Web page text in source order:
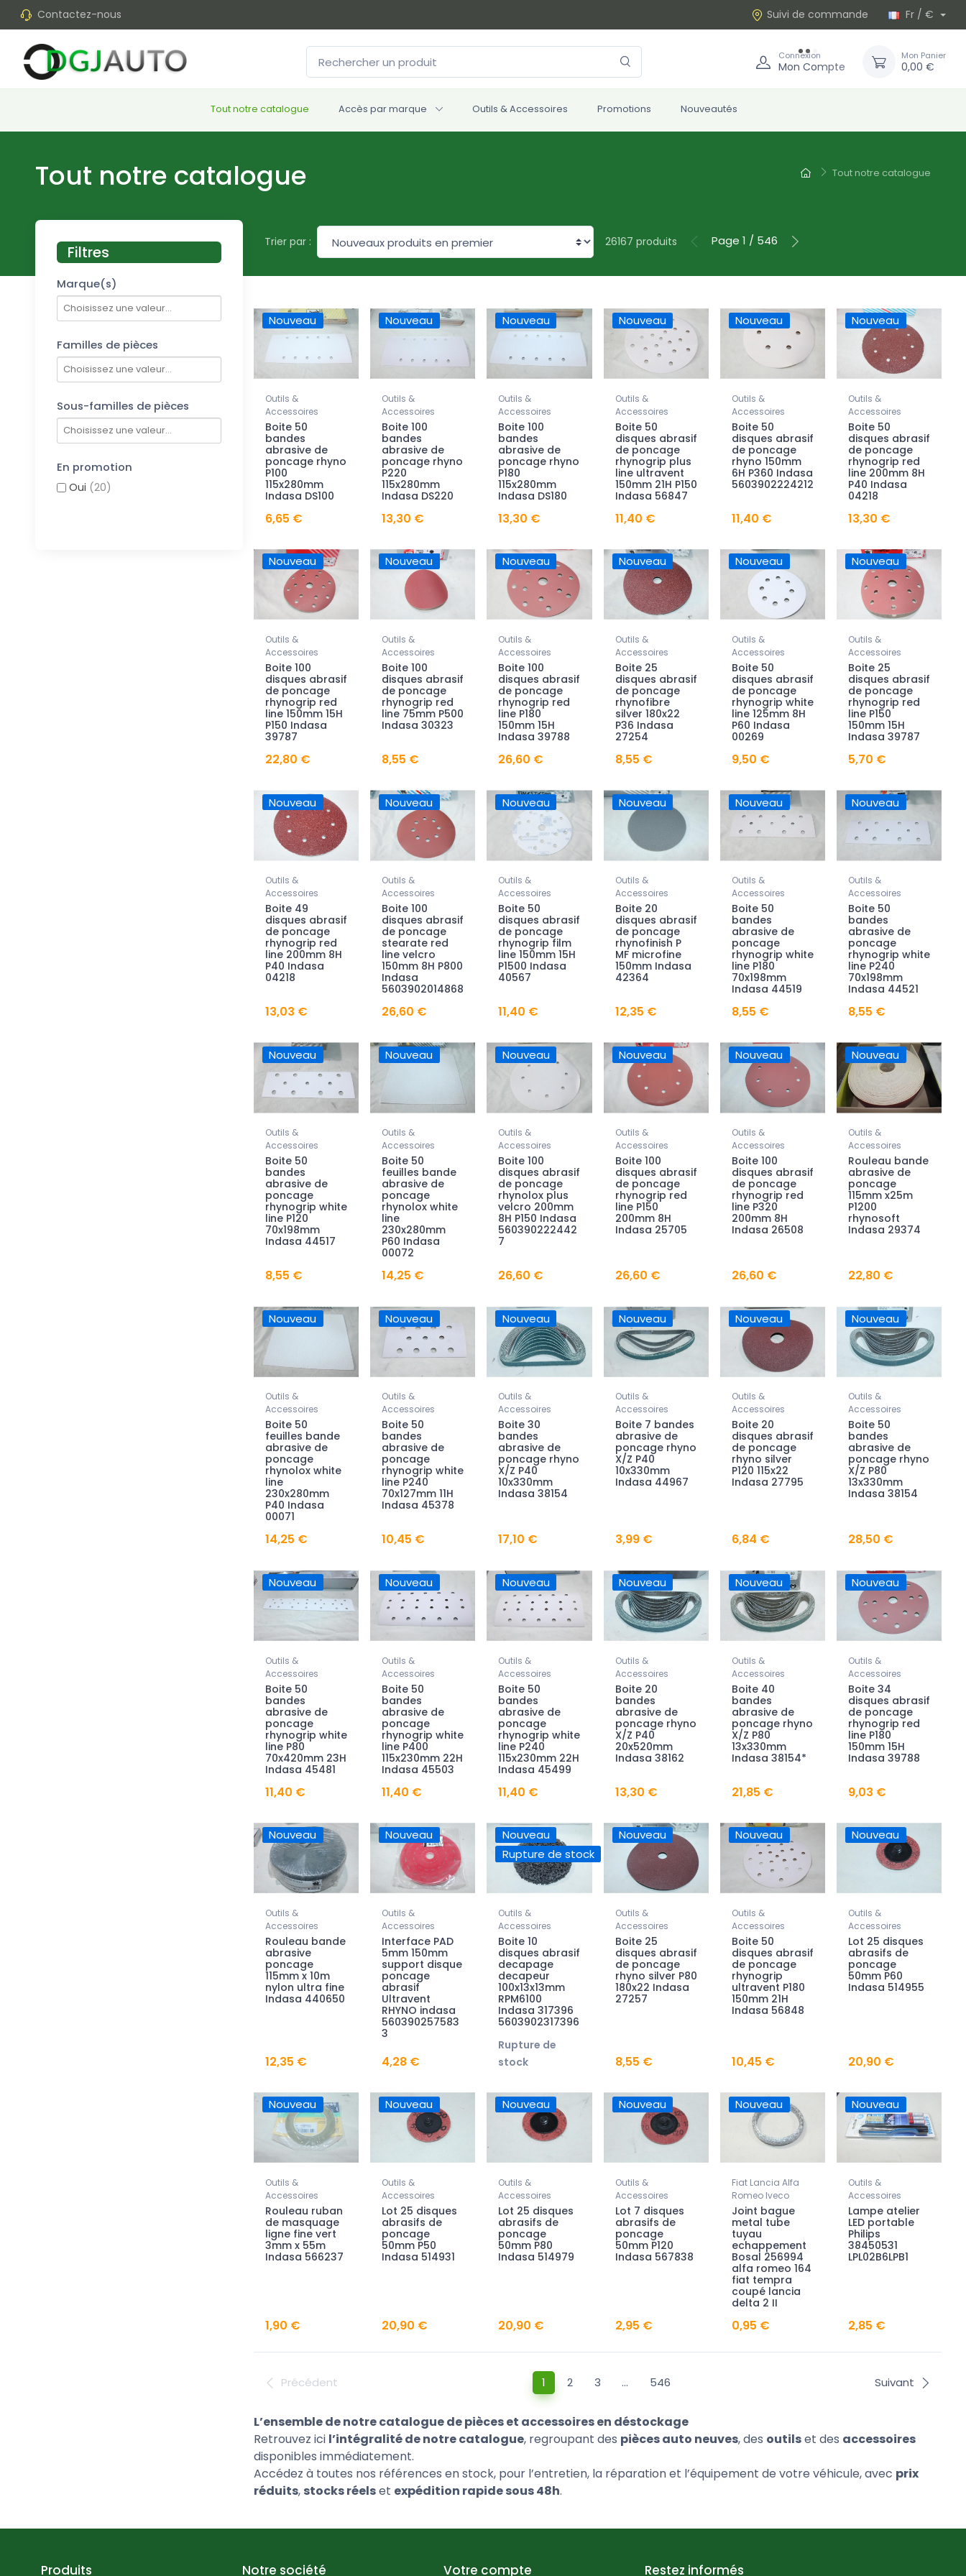
Contactez-nous Suivi de commande Fr / €
Connexion
Mon Compte
Mon Panier
0,00 €
Tout notre catalogue Accès par marque Outils & Accessoires Promotions Nouveautés
Tout notre catalogue
Tout notre catalogue
Filtres
Marque(s)
Familles de pièces
Sous-familles de pièces
En promotion
Oui (20)
Trier par : 26167 produits Page 1 / 546
L’ensemble de notre catalogue de pièces et accessoires en déstockage
Retrouvez ici l’intégralité de notre catalogue, regroupant des pièces auto neuves, des outilset des accessoires
disponibles immédiatement.
Accédez à toutes nos références en stock, pour l’entretien, la réparation et l’équipement de votre véhicule, avec prix
réduits, stocks réelset expédition rapide sous 48h.
Nouveau
Outils &
Accessoires
Boite 50
bandes
abrasive de
poncage rhyno
P100
115x280mm
Indasa DS100
6,65 €
Nouveau
Outils &
Accessoires
Boite 100
bandes
abrasive de
poncage rhyno
P220
115x280mm
Indasa DS220
13,30 €
Nouveau
Outils &
Accessoires
Boite 100
bandes
abrasive de
poncage rhyno
P180
115x280mm
Indasa DS180
13,30 €
Nouveau
Outils &
Accessoires
Boite 50
disques abrasif
de poncage
rhynogrip plus
line ultravent
150mm 21H P150
Indasa 56847
11,40 €
Nouveau
Outils &
Accessoires
Boite 50
disques abrasif
de poncage
rhyno 150mm
6H P360 Indasa
5603902224212
11,40 €
Nouveau
Outils &
Accessoires
Boite 50
disques abrasif
de poncage
rhynogrip red
line 200mm 8H
P40 Indasa
04218
13,30 €
Nouveau
Outils &
Accessoires
Boite 100
disques abrasif
de poncage
rhynogrip red
line 150mm 15H
P150 Indasa
39787
22,80 €
Nouveau
Outils &
Accessoires
Boite 100
disques abrasif
de poncage
rhynogrip red
line 75mm P500
Indasa 30323
8,55 €
Nouveau
Outils &
Accessoires
Boite 100
disques abrasif
de poncage
rhynogrip red
line P180
150mm 15H
Indasa 39788
26,60 €
Nouveau
Outils &
Accessoires
Boite 25
disques abrasif
de poncage
rhynofibre
silver 180x22
P36 Indasa
27254
8,55 €
Nouveau
Outils &
Accessoires
Boite 50
disques abrasif
de poncage
rhynogrip white
line 125mm 8H
P60 Indasa
00269
9,50 €
Nouveau
Outils &
Accessoires
Boite 25
disques abrasif
de poncage
rhynogrip red
line P150
150mm 15H
Indasa 39787
5,70 €
Nouveau
Outils &
Accessoires
Boite 49
disques abrasif
de poncage
rhynogrip red
line 200mm 8H
P40 Indasa
04218
13,03 €
Nouveau
Outils &
Accessoires
Boite 100
disques abrasif
de poncage
stearate red
line velcro
150mm 8H P800
Indasa
5603902014868
26,60 €
Nouveau
Outils &
Accessoires
Boite 50
disques abrasif
de poncage
rhynogrip film
line 150mm 15H
P1500 Indasa
40567
11,40 €
Nouveau
Outils &
Accessoires
Boite 20
disques abrasif
de poncage
rhynofinish P
MF microfine
150mm Indasa
42364
12,35 €
Nouveau
Outils &
Accessoires
Boite 50
bandes
abrasive de
poncage
rhynogrip white
line P180
70x198mm
Indasa 44519
8,55 €
Nouveau
Outils &
Accessoires
Boite 50
bandes
abrasive de
poncage
rhynogrip white
line P240
70x198mm
Indasa 44521
8,55 €
Nouveau
Outils &
Accessoires
Boite 50
bandes
abrasive de
poncage
rhynogrip white
line P120
70x198mm
Indasa 44517
8,55 €
Nouveau
Outils &
Accessoires
Boite 50
feuilles bande
abrasive de
poncage
rhynolox white
line
230x280mm
P60 Indasa
00072
14,25 €
Nouveau
Outils &
Accessoires
Boite 100
disques abrasif
de poncage
rhynolox plus
velcro 200mm
8H P150 Indasa
560390222442
7
26,60 €
Nouveau
Outils &
Accessoires
Boite 100
disques abrasif
de poncage
rhynogrip red
line P150
200mm 8H
Indasa 25705
26,60 €
Nouveau
Outils &
Accessoires
Boite 100
disques abrasif
de poncage
rhynogrip red
line P320
200mm 8H
Indasa 26508
26,60 €
Nouveau
Outils &
Accessoires
Rouleau bande
abrasive de
poncage
115mm x25m
P1200
rhynosoft
Indasa 29374
22,80 €
Nouveau
Outils &
Accessoires
Boite 50
feuilles bande
abrasive de
poncage
rhynolox white
line
230x280mm
P40 Indasa
00071
14,25 €
Nouveau
Outils &
Accessoires
Boite 50
bandes
abrasive de
poncage
rhynogrip white
line P240
70x127mm 11H
Indasa 45378
10,45 €
Nouveau
Outils &
Accessoires
Boite 30
bandes
abrasive de
poncage rhyno
X/Z P40
10x330mm
Indasa 38154
17,10 €
Nouveau
Outils &
Accessoires
Boite 7 bandes
abrasive de
poncage rhyno
X/Z P40
10x330mm
Indasa 44967
3,99 €
Nouveau
Outils &
Accessoires
Boite 20
disques abrasif
de poncage
rhyno silver
P120 115x22
Indasa 27795
6,84 €
Nouveau
Outils &
Accessoires
Boite 50
bandes
abrasive de
poncage rhyno
X/Z P80
13x330mm
Indasa 38154
28,50 €
Nouveau
Outils &
Accessoires
Boite 50
bandes
abrasive de
poncage
rhynogrip white
line P80
70x420mm 23H
Indasa 45481
11,40 €
Nouveau
Outils &
Accessoires
Boite 50
bandes
abrasive de
poncage
rhynogrip white
line P400
115x230mm 22H
Indasa 45503
11,40 €
Nouveau
Outils &
Accessoires
Boite 50
bandes
abrasive de
poncage
rhynogrip white
line P240
115x230mm 22H
Indasa 45499
11,40 €
Nouveau
Outils &
Accessoires
Boite 20
bandes
abrasive de
poncage rhyno
X/Z P40
20x520mm
Indasa 38162
13,30 €
Nouveau
Outils &
Accessoires
Boite 40
bandes
abrasive de
poncage rhyno
X/Z P80
13x330mm
Indasa 38154*
21,85 €
Nouveau
Outils &
Accessoires
Boite 34
disques abrasif
de poncage
rhynogrip red
line P180
150mm 15H
Indasa 39788
9,03 €
Nouveau
Outils &
Accessoires
Rouleau bande
abrasive
poncage
115mm x 10m
nylon ultra fine
Indasa 440650
12,35 €
Nouveau
Outils &
Accessoires
Interface PAD
5mm 150mm
support disque
poncage
abrasif
Ultravent
RHYNO indasa
560390257583
3
4,28 €
Nouveau
Rupture de stock
Outils &
Accessoires
Boite 10
disques abrasif
decapage
decapeur
100x13x13mm
RPM6100
Indasa 317396
5603902317396
Rupture de
stock
Nouveau
Outils &
Accessoires
Boite 25
disques abrasif
de poncage
rhyno silver P80
180x22 Indasa
27257
8,55 €
Nouveau
Outils &
Accessoires
Boite 50
disques abrasif
de poncage
rhynogrip
ultravent P180
150mm 21H
Indasa 56848
10,45 €
Nouveau
Outils &
Accessoires
Lot 25 disques
abrasifs de
poncage
50mm P60
Indasa 514955
20,90 €
Nouveau
Outils &
Accessoires
Rouleau ruban
de masquage
ligne fine vert
3mm x 55m
Indasa 566237
1,90 €
Nouveau
Outils &
Accessoires
Lot 25 disques
abrasifs de
poncage
50mm P50
Indasa 514931
20,90 €
Nouveau
Outils &
Accessoires
Lot 25 disques
abrasifs de
poncage
50mm P80
Indasa 514979
20,90 €
Nouveau
Outils &
Accessoires
Lot 7 disques
abrasifs de
poncage
50mm P120
Indasa 567838
2,95 €
Nouveau
Fiat Lancia Alfa
Romeo Iveco
Joint bague
metal tube
tuyau
echappement
Bosal 256994
alfa romeo 164
fiat tempra
coupé lancia
delta 2 II
0,95 €
Nouveau
Outils &
Accessoires
Lampe atelier
LED portable
Philips
38450531
LPL02B6LPB1
2,85 €
Précédent 1 2 3 … 546 Suivant
Produits Notre société Votre compte Restez informés